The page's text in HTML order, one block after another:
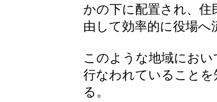
かの下に配置され、
由して効率的に役場
このような地域にお
行なわれていること
る。